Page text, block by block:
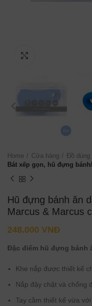
Home Cửa hàng
Đồ dùng
Bát xếp gọn, hũ đựng
Hũ đựng bánh ăn
Marcus & Marcus
248.000 VNĐ
Đặc điểm hũ đựng bánh
Khe nắp được thiết kế
Nắp đậy chặt và chống
Tay cầm thiết kế vừa